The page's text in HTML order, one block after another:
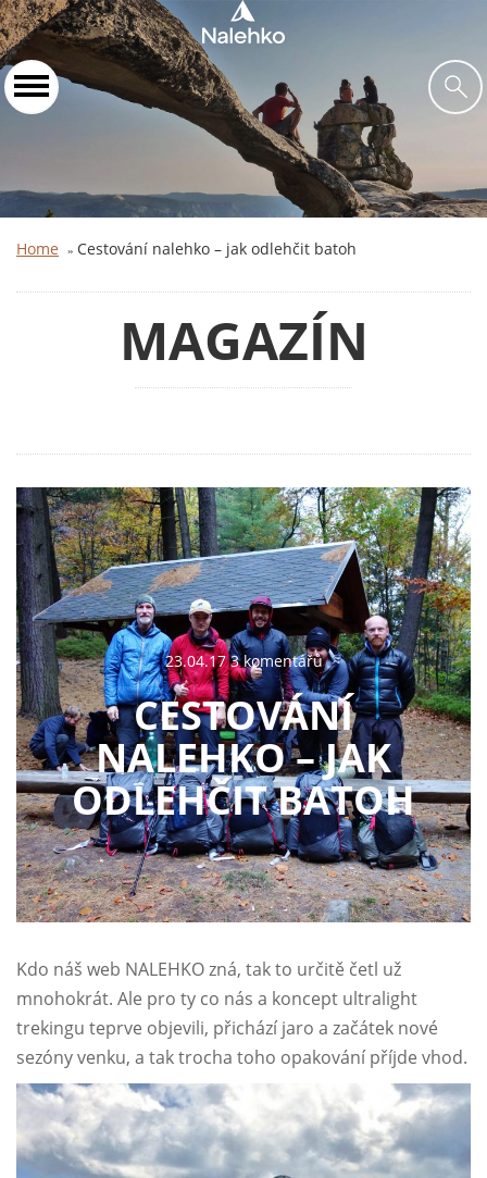
Home » Cestování nalehko – jak odlehčit batoh
MAGAZÍN
23.04.17 3 komentářů
CESTOVÁNÍ
NALEHKO – JAK
ODLEHČIT BATOH
Kdo náš web NALEHKO zná, tak to určitě četl už
mnohokrát. Ale pro ty co nás a koncept ultralight
trekingu teprve objevili, přichází jaro a začátek nové
sezóny venku, a tak trocha toho opakování příjde vhod.